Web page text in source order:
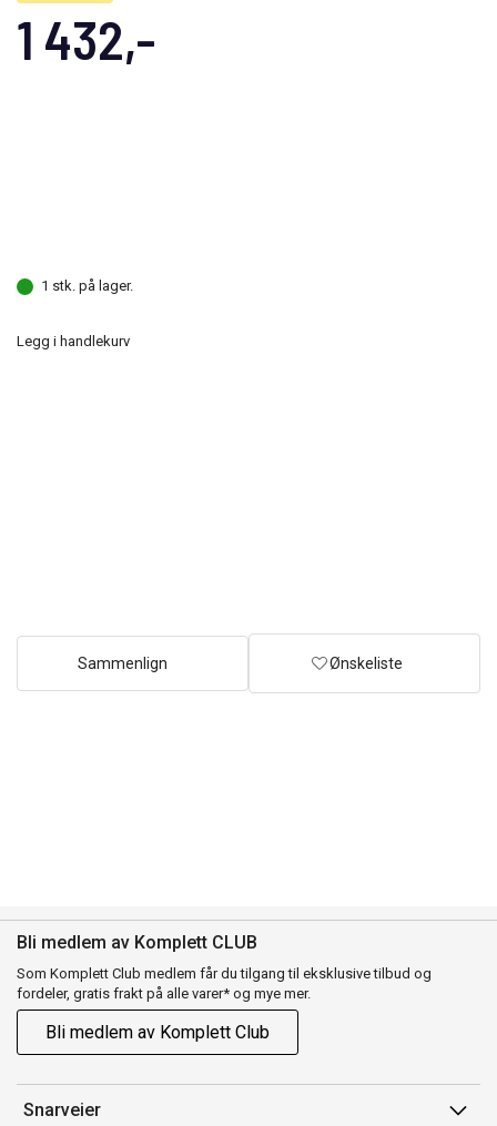
1 432,-
1 stk. på lager.
Legg i handlekurv
Sammenlign Ønskeliste
Bli medlem av Komplett CLUB
Som Komplett Club medlem får du tilgang til eksklusive tilbud og
fordeler, gratis frakt på alle varer* og mye mer.
Bli medlem av Komplett Club
Snarveier